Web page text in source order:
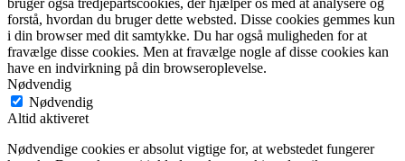
forstå, hvordan du bruger dette websted. Disse cookies gemmes kun
i din browser med dit samtykke. Du har også muligheden for at
fravælge disse cookies. Men at fravælge nogle af disse cookies kan
have en indvirkning på din browseroplevelse.
Nødvendig
Nødvendig
Altid aktiveret
Nødvendige cookies er absolut vigtige for, at webstedet fungerer